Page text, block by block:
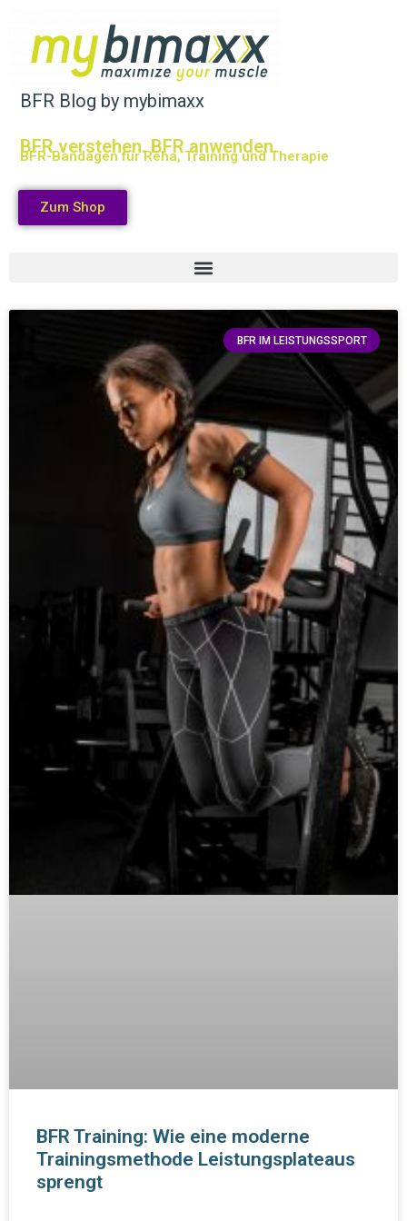
BFR Blog by mybimaxx
BFR verstehen. BFR anwenden.
BFR-Bandagen für Reha, Training und Therapie
Zum Shop
BFR IM LEISTUNGSSPORT
BFR Training: Wie eine moderne
Trainingsmethode Leistungsplateaus
sprengt